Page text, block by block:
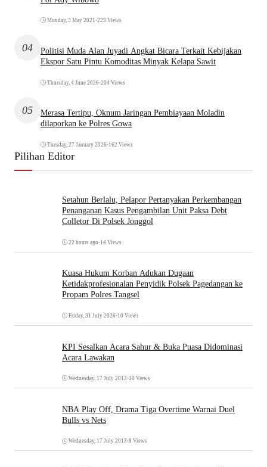
Monday, 3 May 2021 •223 Views
04
Politisi Muda Alan Juyadi Angkat Bicara Terkait Kebijakan
Ekspor Satu Pintu Komoditas Minyak Kelapa Sawit
Thursday, 4 June 2026•204 Views
05
Merasa Tertipu, Oknum Jaringan Pembiayaan Moladin
dilaporkan ke Polres Gowa
Tuesday, 27 January 2026•162 Views
Pilihan Editor
Setahun Berlalu, Pelapor Pertanyakan Perkembangan
Penanganan Kasus Pengambilan Unit Paksa Debt
Colletor Di Polsek Jonggol
22 hours ago •14 Views
Kuasa Hukum Korban Adukan Dugaan
Ketidakprofesionalan Penyidik Polsek Pagedangan ke
Propam Polres Tangsel
Friday, 31 July 2026•10 Views
KPI Sesalkan Acara Sahur & Buka Puasa Didominasi
Acara Lawakan
Wednesday, 17 July 2013 •10 Views
NBA Play Off, Drama Tiga Overtime Warnai Duel
Bulls vs Nets
Wednesday, 17 July 2013 •8 Views